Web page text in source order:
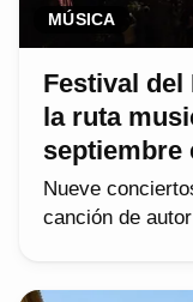
MÚSICA
Festival del
la ruta
septiembre
Nueve
canción de